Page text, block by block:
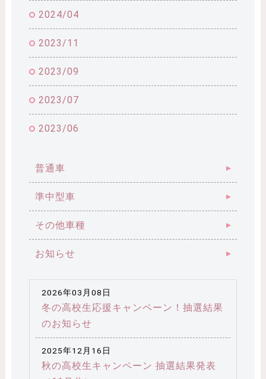
2024/04
2023/11
2023/09
2023/07
2023/06
普通車
準中型車
その他車種
お知らせ
2026年03月08日
冬の高校生応援キャンペーン！抽選結果
のお知らせ
2025年12月16日
秋の高校生キャンペーン 抽選結果発表